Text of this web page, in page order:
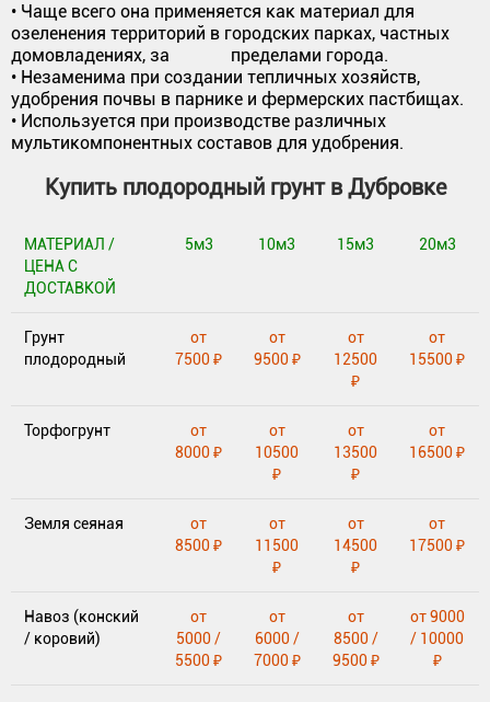
• Чаще всего она применяется как материал для
озеленения территорий в городских парках, частных
домовладениях, за пределами города.
• Незаменима при создании тепличных хозяйств,
удобрения почвы в парнике и фермерских пастбищах.
• Используется при производстве различных
мультикомпонентных составов для удобрения.
Купить плодородный грунт в Дубровке
МАТЕРИАЛ /
ЦЕНА С
ДОСТАВКОЙ
5м3 10м3 15м3 20м3
Грунт
плодородный
от
7500 ₽
от
9500 ₽
от
12500
₽
от
15500 ₽
Торфогрунт
от
8000 ₽
от
10500
₽
от
13500
₽
от
16500 ₽
Земля сеяная
от
8500 ₽
от
11500
₽
от
14500
₽
от
17500 ₽
Навоз (конский
/ коровий)
от
5000 /
5500 ₽
от
6000 /
7000 ₽
от
8500 /
9500 ₽
от 9000
/ 10000
₽